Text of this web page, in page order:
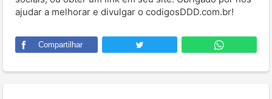
ajudar a melhorar e divulgar o codigosDDD.com.br!
Compartilhar